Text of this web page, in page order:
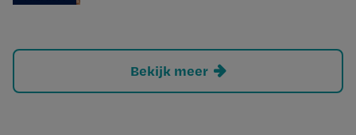
Bekijk meer